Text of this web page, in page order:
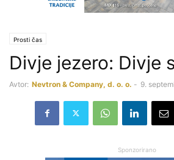
Prosti čas
Divje jezero: Divje
Avtor: Nevtron & Company, d. o. o. - 9.
Sponzorirano